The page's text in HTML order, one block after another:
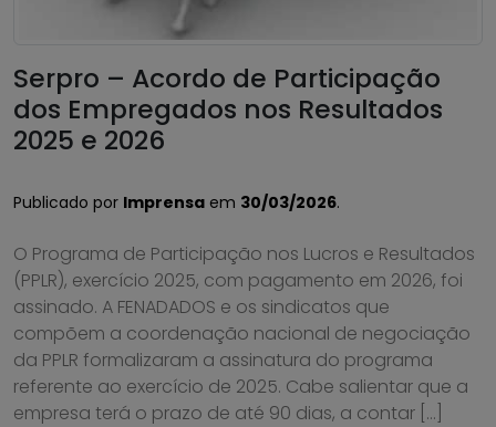
Serpro – Acordo de Participação
dos Empregados nos Resultados
2025 e 2026
Publicado por Imprensa em 30/03/2026.
O Programa de Participação nos Lucros e Resultados
(PPLR), exercício 2025, com pagamento em 2026, foi
assinado. A FENADADOS e os sindicatos que
compõem a coordenação nacional de negociação
da PPLR formalizaram a assinatura do programa
referente ao exercício de 2025. Cabe salientar que a
empresa terá o prazo de até 90 dias, a contar […]